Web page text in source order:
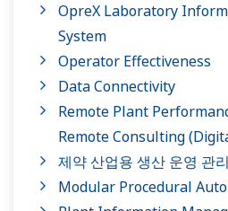
OpreX Laboratory
System
Operator Effectiveness
Data Connectivity
Remote Plant
Remote Consulting
제약 산업용 생산 운영 관리
Modular Procedural